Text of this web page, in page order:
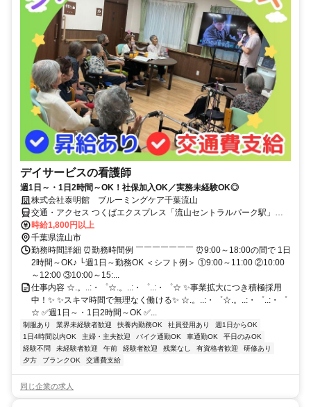
デイサービスの看護師
週1日～・1日2時間～OK！社保加入OK／実務未経験OK◎
株式会社泰明館 ブルーミングケア千葉流山
交通・アクセス つくばエクスプレス「流山セントラルパーク駅」か
ら徒歩10分 ★車・バイク通勤OK
時給1,800円以上
千葉県流山市
勤務時間詳細 ⏰勤務時間例 ￣￣￣￣￣￣￣ ⏰9:00～18:00の間で 1日
2時間～OK♪ └週1日～勤務OK ＜シフト例＞ ①9:00～11:00 ②10:00
～12:00 ③10:00～15:...
仕事内容 ☆.。..:・゜☆.。..:・゜..:・゜☆ ✨事業拡大につき積極採用
中！✨ ✨スキマ時間で無理なく働ける✨ ☆.。..:・゜☆.。..:・゜..:・゜
☆ ✅週1日～・1日2時間～OK ✅...
制服あり 業界未経験者歓迎 扶養内勤務OK 社員登用あり
週1日からOK
1日4時間以内OK
主婦・主夫歓迎 バイク通勤OK 車通勤OK
平日のみOK
経験不問
未経験者歓迎 午前 経験者歓迎 残業なし 有資格者歓迎
研修あり
夕方
ブランクOK 交通費支給
同じ企業の求人